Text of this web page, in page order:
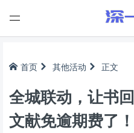
首页 其他活动 正文
全城联动，让
文献免逾期费了！